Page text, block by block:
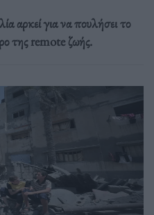
αρκεί για να πουλήσει το
της remote ζωής.